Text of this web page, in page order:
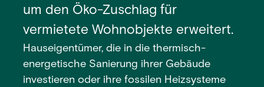
um den Öko-Zuschlag für
vermietete Wohnobjekte erweitert.
Hauseigentümer, die in die thermisch-
energetische Sanierung ihrer Gebäude
investieren oder ihre fossilen Heizsysteme